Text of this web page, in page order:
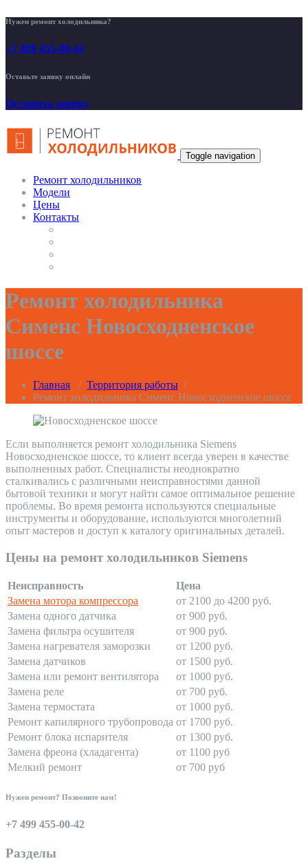
Нужен ремонт холодильника?
+7 499 455-00-42
Оставьте заявку онлайн
Оставить заявку
Toggle navigation
Ремонт холодильников
Модели
Цены
Контакты
Ремонт холодильника
Сименс Новосходненское
шоссе
Главная / Территория работы /
Ремонт холодильника Сименс Новосходненское шоссе
Если выполняется ремонт холодильника Siemens
Новосходненское шоссе, то клиент всегда уверен в качестве
выполненных работ. Специалисты неоднократно
сталкивались с различными неисправностями данной
бытовой техники и могут найти самое оптимальное решение
проблемы. Во время ремонта используются специальные
инструменты и оборудование, используются многолетний
опыт мастеров и доступ к каталогу оригинальных деталей.
Цены на ремонт холодильников Siemens
Неисправность
Цена
Замена мотора компрессора
от 2100 до 4200 руб.
Замена одного датчика
от 900 руб.
Замена фильтра осушителя
от 900 руб.
Замена нагревателя заморозки
от 1200 руб.
Замена датчиков
от 1500 руб.
Замена или ремонт вентилятора
от 1000 руб.
Замена реле
от 700 руб.
Замена термостата
от 1000 руб.
Ремонт капилярного трубопровода от 1700 руб.
Ремонт блока испарителя
от 1300 руб.
Замена фреона (хладагента)
от 1100 руб
Мелкий ремонт
от 700 руб
Нужен ремонт? Позвоните нам!
+7 499 455-00-42
Разделы